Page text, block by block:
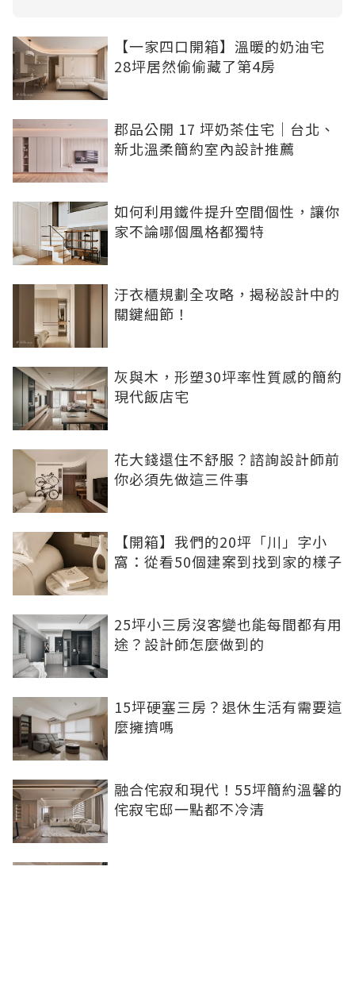
【一家四口開箱】溫暖的奶油宅
28坪居然偷偷藏了第4房
郡品公開 17 坪奶茶住宅｜台北、
新北溫柔簡約室內設計推薦
如何利用鐵件提升空間個性，讓你
家不論哪個風格都獨特
汙衣櫃規劃全攻略，揭秘設計中的
關鍵細節！
灰與木，形塑30坪率性質感的簡約
現代飯店宅
花大錢還住不舒服？諮詢設計師前
你必須先做這三件事
【開箱】我們的20坪「川」字小
窩：從看50個建案到找到家的樣子
25坪小三房沒客變也能每間都有用
途？設計師怎麼做到的
15坪硬塞三房？退休生活有需要這
麼擁擠嗎
融合侘寂和現代！55坪簡約溫馨的
侘寂宅邸一點都不冷清